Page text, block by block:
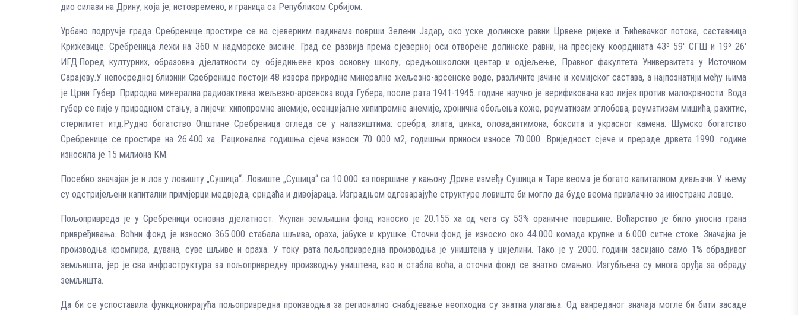
дио силази на Дрину, која је, истовремено, и граница са Републиком Србијом.
Урбано подручје града Сребренице простире се на сјеверним падинама површи Зелени Јадар, око уске долинске равни Црвене ријеке и Ћићевачког потока, саставница
Крижевице. Сребреница лежи на 360 м надморске висине. Град се развија према сјеверној оси отворене долинске равни, на пресјеку координата 43º 59′ СГШ и 19º 26′
ИГД.Поред културних, образовна дјелатности су обједињене кроз основну школу, средњошколски центар и одјељење, Правног факултета Универзитета у Источном
Сарајеву.У непосредној близини Сребренице постоји 48 извора природне минералне жељезно-арсенске воде, различите јачине и хемијског састава, а најпознатији међу њима
је Црни Губер. Природна минерална радиоактивна жељезно-арсенска вода Губера, после рата 1941-1945. године научно је верификована као лијек против малокрвности. Вода
губер се пије у природном стању, а лијечи: хипопромне анемије, есенцијалне хипипромне анемије, хронична обољења коже, реуматизам зглобова, реуматизам мишића, рахитис,
стерилитет итд.Рудно богатство Општине Сребреница огледа се у налазиштима: сребра, злата, цинка, олова,антимона, боксита и украсног камена. Шумско богатство
Сребренице се простире на 26.400 ха. Рационална годишња сјеча износи 70 000 м2, годишњи приноси износе 70.000. Вриједност сјече и прераде дрвета 1990. године
износила је 15 милиона КМ.
Посебно значајан је и лов у ловишту „Сушица“. Ловиште „Сушица“ са 10.000 ха површине у кањону Дрине између Сушица и Таре веома је богато капиталном дивљачи. У њему
су одстријељени капитални примјерци медвједа, срндаћа и дивојараца. Изградњом одговарајуће структуре ловиште би могло да буде веома привлачно за иностране ловце.
Пољопривреда је у Сребреници основна дјелатност. Укупан земљишни фонд износио је 20.155 ха од чега су 53% ораничне површине. Воћарство је било уносна грана
привређивања. Воћни фонд је износио 365.000 стабала шљива, ораха, јабуке и крушке. Сточни фонд је износио око 44.000 комада крупне и 6.000 ситне стоке. Значајна је
производња кромпира, дувана, суве шљиве и ораха. У току рата пољопривредна производња је уништена у цијелини. Тако је у 2000. години засијано само 1% обрадивог
земљишта, јер је сва инфраструктура за пољопривредну производњу уништена, као и стабла воћа, а сточни фонд се знатно смањио. Изгубљена су многа оруђа за обраду
земљишта.
Да би се успоставила функционирајућа пољопривредна производња за регионално снабдјевање неопходна су знатна улагања. Од ванреданог значаја могле би бити засаде